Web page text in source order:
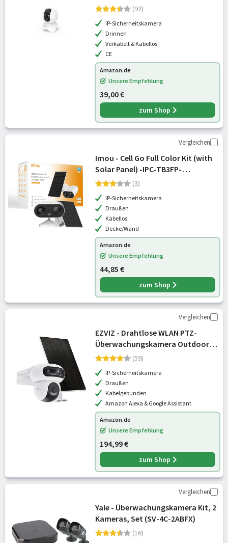
Überwachungskamera, 83 x 76 x
(92)
IP-Sicherheitskamera
Drinnen
Verkabelt & Kabellos
CE
Amazon.de
Unsere Empfehlung
39,00 €
zum Shop
Vergleichen
Imou - Cell Go Full Color Kit (with
Solar Panel) -IPC-TB3FP-
3T0WE/FSP12-TYPEC WLAN IP
(3)
IP-Sicherheitskamera
Draußen
Kabellos
Decke/Wand
Amazon.de
Unsere Empfehlung
44,85 €
zum Shop
Vergleichen
EZVIZ - Drahtlose WLAN PTZ-
Überwachungskamera Outdoor
mit 2K+&2K+ Duallens, Kabellose
Always-on Modus,
Personen-/Fahrzeugerkennu
(59)
IP-Sicherheitskamera
Draußen
Kabelgebunden
Amazon Alexa & Google Assistant
Amazon.de
Unsere Empfehlung
194,99 €
zum Shop
Vergleichen
Yale - Überwachungskamera Kit, 2
Kameras, Set (SV-4C-2ABFX)
(16)